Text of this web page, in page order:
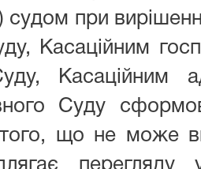
судом при
Касаційним
Касаційним
Суду
що не може